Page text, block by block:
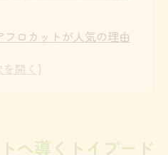
フロカットが人気の理由
から見る理想のまんまる
へ導くトイプード